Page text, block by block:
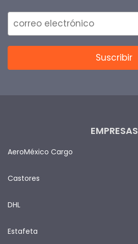
EMPRESAS
AeroMéxico Cargo
Castores
DHL
Estafeta